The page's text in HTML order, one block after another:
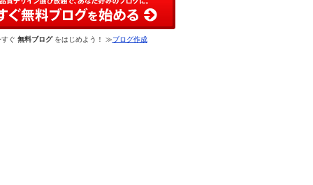
ぐ 無料ブログをはじめよう！ ≫ブログ作成